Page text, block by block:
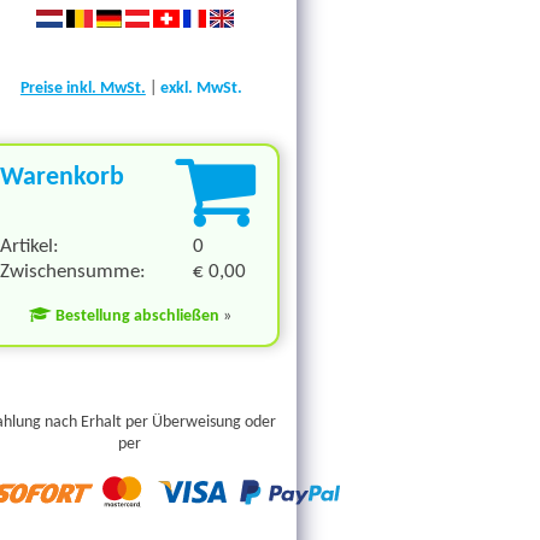
Preise inkl. MwSt. exkl. MwSt.
Warenkorb
Artikel:
0
Zwischensumme:
€ 0,00
Bestellung abschließen »
nach Erhalt per Überweisung oder
per